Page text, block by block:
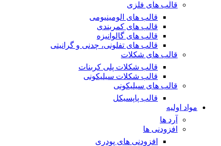
قالب های فلزی
قالب های الومینیومی
قالب های کمربندی
قالب های گالوانیزه
قالب های تفلونی، چدنی و گرانیتی
قالب های شکلات
قالب شکلات پلی کربنات
قالب شکلات سیلیکونی
قالب های سیلیکونی
قالب پاپسیکل
مواد اولیه
آرد ها
افزودنی ها
افزودنی های پودری